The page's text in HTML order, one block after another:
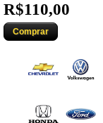
R$110,00
Comprar